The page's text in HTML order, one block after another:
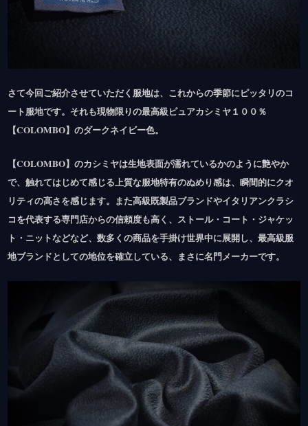
さて今回ご紹介させていただく服地は、これからの季節にピッタリのコ
ート服地です。それも現物限りの最高級ピュアカシミヤ１００％
【COLOMBO】のダークネイビー色。
【COLOMBO】のカシミヤは生地表面が濡れているかのように艶やか
で、触れてはじめて感じる上質な服地特有のぬめり感は、瞬間的にクオ
リティの高さを感じます。また高級既製品ブランドやイタリアンクラシ
コを代表する専門店からの信頼度も高く、ストール・コート・ジャケッ
ト・ニットなどなど、数多くの商品を手掛け世界中に展開し、最高級服
地ブランドとしての地位を確立している、まさに名門メーカーです。